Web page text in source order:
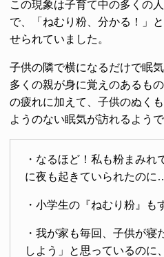
この現象は子育て中の多くの
で、「ねむり粉、分かる！」
せられていました。
子供の隣で横になるだけで眠
多くの親が身に覚えのあるも
の疲れに加えて、子供のぬく
ようのない眠気が訪れるようで
・なるほど！私も粉まみれ
に夜も起きていられたのに
・小学生の『ねむり粉』も
・我が家も毎回、子供が寝
しよう」と思っているのに